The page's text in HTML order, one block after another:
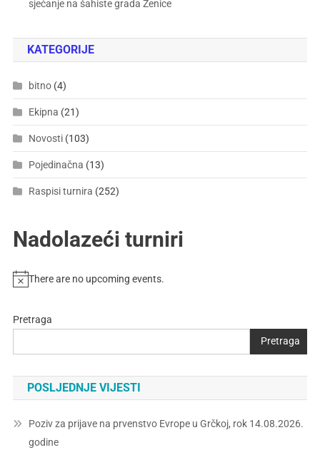
sjećanje na šahiste grada Zenice
KATEGORIJE
bitno(4)
Ekipna (21)
Novosti(103)
Pojedinačna (13)
Raspisi turnira (252)
Nadolazeći turniri
There are no upcoming events.
Pretraga
Pretraga
POSLJEDNJE VIJESTI
Poziv za prijave na prvenstvo Evrope u Grčkoj, rok 14.08.2026.
godine